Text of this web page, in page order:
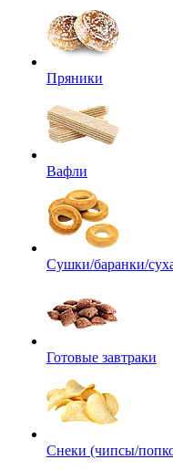
Пряники
Вафли
Сушки/баранки/
Готовые завтраки
Снеки (чипсы/